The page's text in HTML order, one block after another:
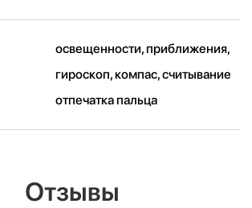
освещенности, приближения,
гироскоп, компас, считывание
отпечатка пальца
Отзывы